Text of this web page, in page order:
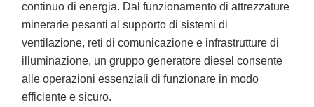
continuo di energia. Dal funzionamento di attrezzature
minerarie pesanti al supporto di sistemi di
ventilazione, reti di comunicazione e infrastrutture di
illuminazione, un gruppo generatore diesel consente
alle operazioni essenziali di funzionare in modo
efficiente e sicuro.